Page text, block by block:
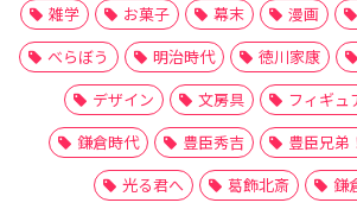
雑学
お菓子 幕末 漫画
べらぼう
明治時代 徳川家康
デザイン
文房具 フィギュ
鎌倉時代
豊臣秀吉 豊臣兄弟
光る君へ
葛飾北斎 鎌